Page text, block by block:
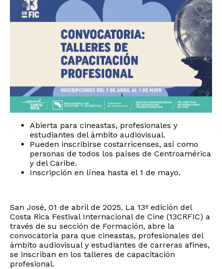
Abierta para cineastas, profesionales y
estudiantes del ámbito audiovisual.
Pueden inscribirse costarricenses, así como
personas de todos los países de Centroamérica
y del Caribe.
Inscripción en línea hasta el 1 de mayo.
San José, 01 de abril de 2025. La 13º edición del
Costa Rica Festival Internacional de Cine (13CRFIC) a
través de su sección de Formación, abre la
convocatoria para que cineastas, profesionales del
ámbito audiovisual y estudiantes de carreras afines,
se inscriban en los talleres de capacitación
profesional.